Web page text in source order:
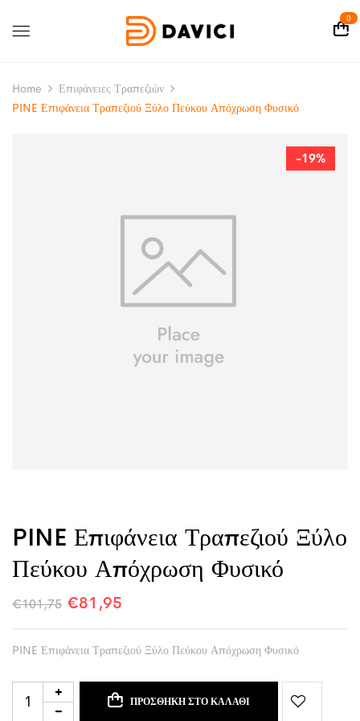
0
Home
Επιφάνειες Τραπεζιών
PINE Επιφάνεια Τραπεζιού Ξύλο Πεύκου Απόχρωση Φυσικό
-19%
PINE Επιφάνεια Τραπεζιού Ξύλο
Πεύκου Απόχρωση Φυσικό
€101,75 €81,95
PINE Επιφάνεια Τραπεζιού Ξύλο Πεύκου Απόχρωση Φυσικό
ΠΡΟΣΘΉΚΗ ΣΤΟ ΚΑΛΆΘΙ